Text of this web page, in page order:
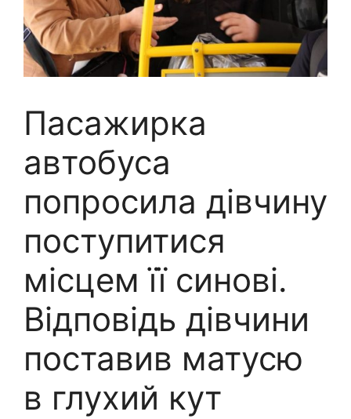
Пасажирка
автобуса
попросила дівчину
поступитися
місцем її синові.
Відповідь дівчини
поставив матусю
в глухий кут